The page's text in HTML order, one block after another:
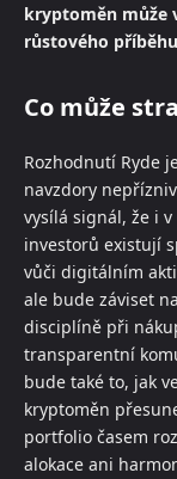
kryptoměn může
růstového
Co může
Rozhodnutí Ryde
navzdory
vysílá signál, že i
investorů existují
vůči digitálním
ale bude záviset
disciplíně při
transparentní
bude také to, jak
kryptoměn
portfolio časem
alokace ani